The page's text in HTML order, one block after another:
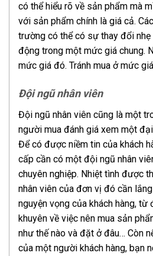
có thể hiểu rõ về sản phẩm mà
với sản phẩm chính là giá cả.
trường có thể có sự thay đổi
động trong một mức giá chung.
mức giá đó. Tránh mua ở mức
Đội ngũ nhân viên
Đội ngũ nhân viên cũng là một
người mua đánh giá xem một
Để có được niềm tin của khách
cấp cần có một đội ngũ nhân
chuyên nghiệp. Nhiệt tình được
nhân viên của đơn vị đó cần
nguyện vọng của khách hàng,
khuyên về việc nên mua sản
như thế nào và đặt ở đâu… Còn
của một người khách hàng, bạn